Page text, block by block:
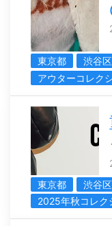
東京都 渋谷区
アウターコレク
東京都
渋谷区
2025年秋コレク